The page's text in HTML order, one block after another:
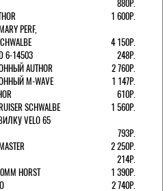
880Р.
1 600Р.
PERF,
4 150Р.
6-14503
248Р.
AUTHOR
2 760Р.
M-WAVE
1 147Р.
610Р.
SCHWALBE
1 560Р.
VELO 65
793Р.
2 250Р.
214Р.
HORST
1 390Р.
2 740Р.